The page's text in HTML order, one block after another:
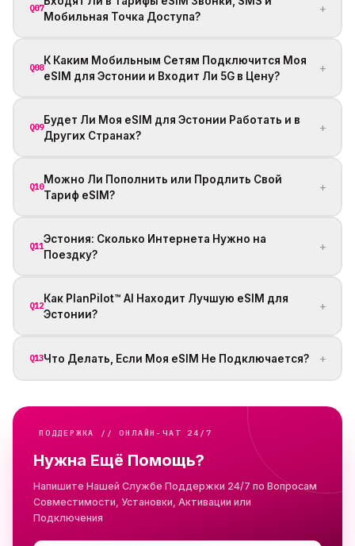
Q07
Мобильная Точка Доступа?
+
Q08
К Каким Мобильным Сетям Подключится Моя
eSIM для Эстонии и Входит Ли 5G в Цену?
+
Q09
Будет Ли Моя eSIM для Эстонии Работать и в
Других Странах?
+
Q10
Можно Ли Пополнить или Продлить Свой
Тариф eSIM?
+
Q11
Эстония: Сколько Интернета Нужно на
Поездку?
+
Q12
Как PlanPilot™ AI Находит Лучшую eSIM для
Эстонии?
+
Q13Что Делать, Если Моя eSIM Не Подключается? +
ПОДДЕРЖКА // ОНЛАЙН-ЧАТ 24/7
Нужна Ещё Помощь?
Напишите Нашей Службе Поддержки 24/7 по Вопросам
Совместимости, Установки, Активации или
Подключения